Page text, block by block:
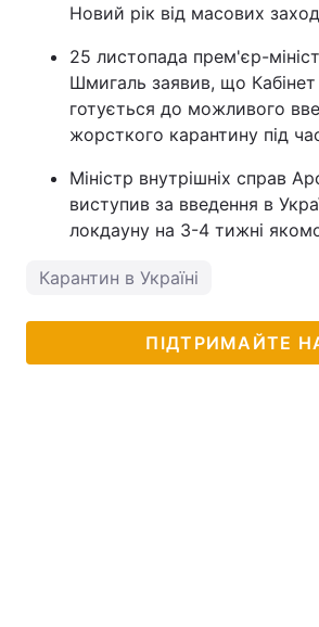
Новий рік від масових
25 листопада прем'єр-
Шмигаль заявив, що Кабінет
готується до можливого
жорсткого карантину під
Міністр внутрішніх справ
виступив за введення в
локдауну на 3-4 тижні
Карантин в Україні
ПІДТРИМАЙТЕ